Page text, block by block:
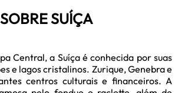
SOBRE SUÍÇA
Central, a Suíça é conhecida por suas
e lagos cristalinos. Zurique, Genebra e
centros culturais e financeiros. A